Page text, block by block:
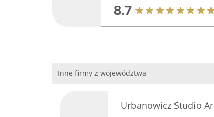
8.7
Inne firmy z województwa
Urbanowicz Studio